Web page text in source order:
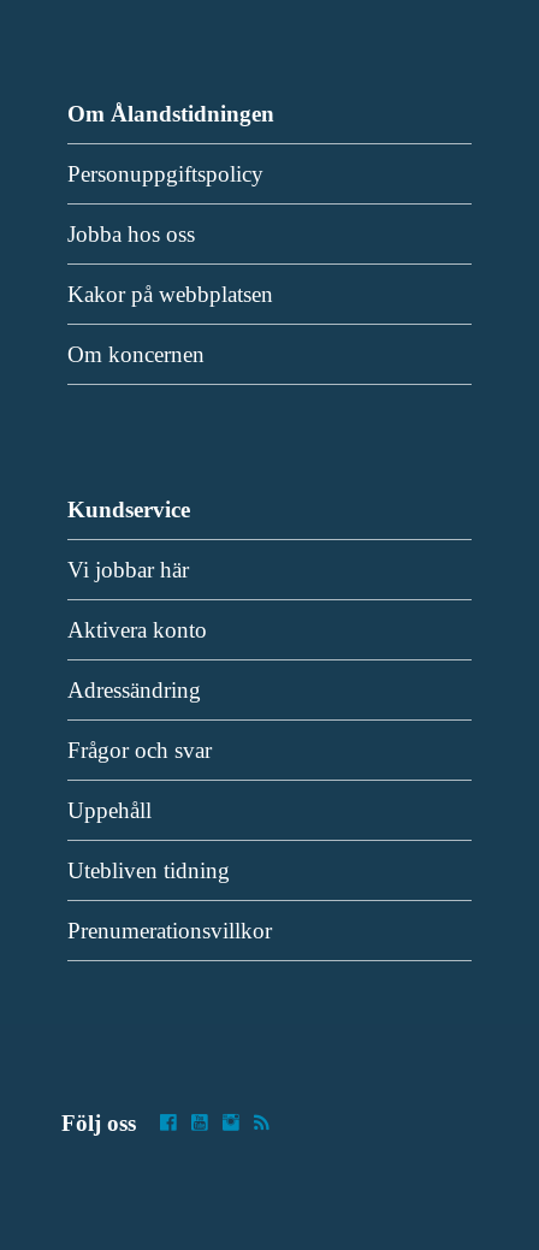
Om Ålandstidningen
Personuppgiftspolicy
Jobba hos oss
Kakor på webbplatsen
Om koncernen
Kundservice
Vi jobbar här
Aktivera konto
Adressändring
Frågor och svar
Uppehåll
Utebliven tidning
Prenumerationsvillkor
Följ oss